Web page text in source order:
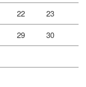
22 23
29 30